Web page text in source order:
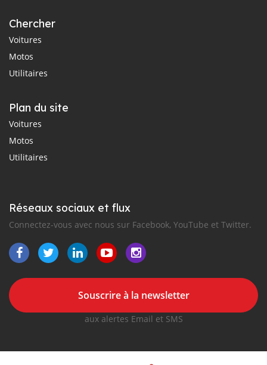
Chercher
Voitures
Motos
Utilitaires
Plan du site
Voitures
Motos
Utilitaires
Réseaux sociaux et flux
Connectez-vous avec nous sur Facebook, YouTube et Twitter.
Souscrire à la newsletter
aux alertes Email et SMS